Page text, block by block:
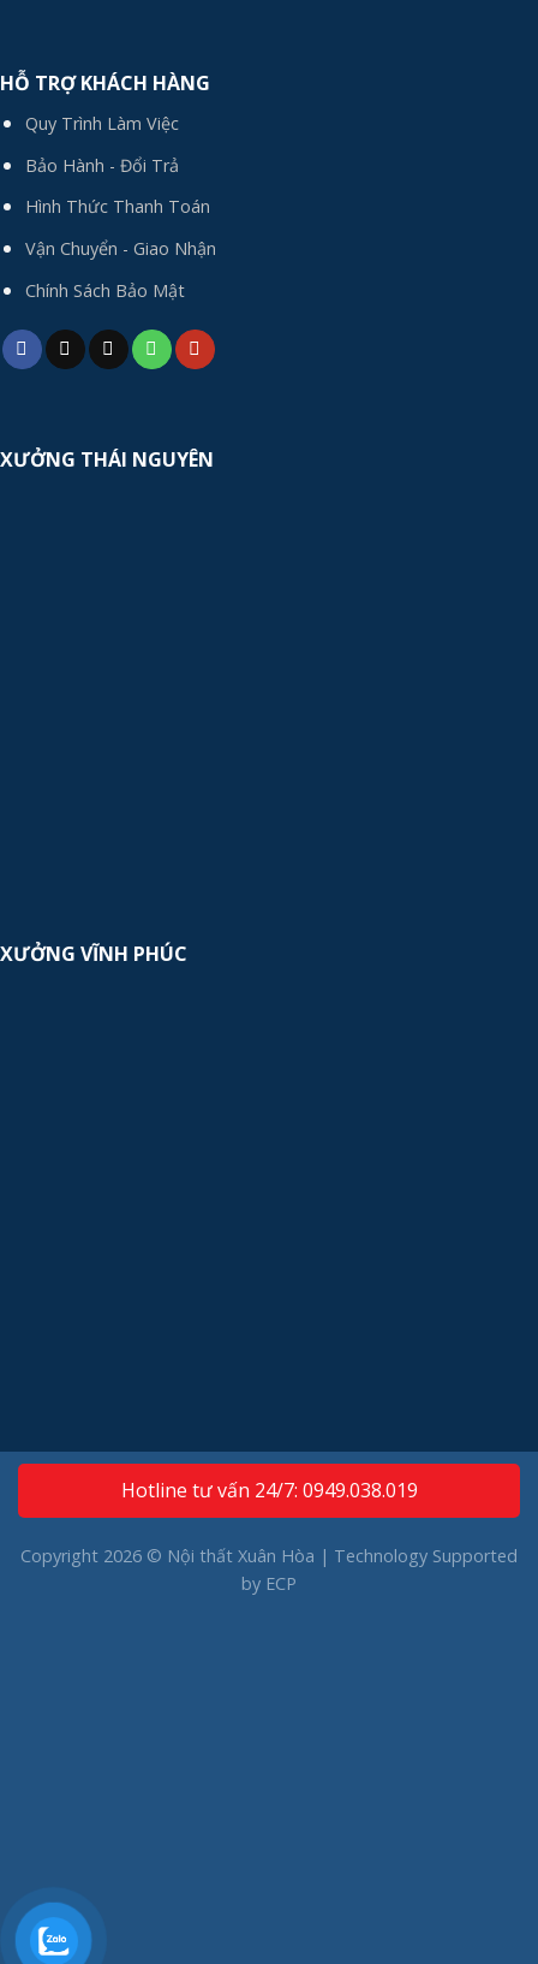
HỖ TRỢ KHÁCH HÀNG
Quy Trình Làm Việc
Bảo Hành - Đổi Trả
Hình Thức Thanh Toán
Vận Chuyển - Giao Nhận
Chính Sách Bảo Mật
XƯỞNG THÁI NGUYÊN
XƯỞNG VĨNH PHÚC
Hotline tư vấn 24/7: 0949.038.019
Copyright 2026 © Nội thất Xuân Hòa | Technology Supported
by ECP